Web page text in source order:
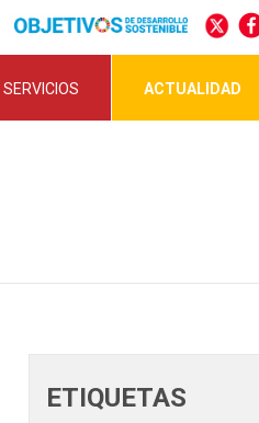
SERVICIOS ACTUALIDAD
ETIQUETAS